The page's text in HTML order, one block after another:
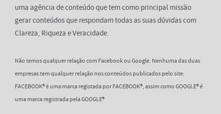
uma agência de conteúdo que tem como principal missão
gerar conteúdos que respondam todas as suas dúvidas com
Clareza, Riqueza e Veracidade.
Não temos qualquer relação com Facebook ou Google. Nenhuma das duas
empresas tem qualquer relação nos conteúdos publicados pelo site.
FACEBOOK® é uma marca registada por FACEBOOK®, assim como GOOGLE® é
uma marca registrada pela GOOGLE®